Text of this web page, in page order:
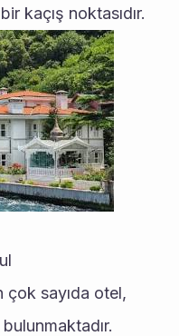
kaçış noktasıdır.
sayıda otel,